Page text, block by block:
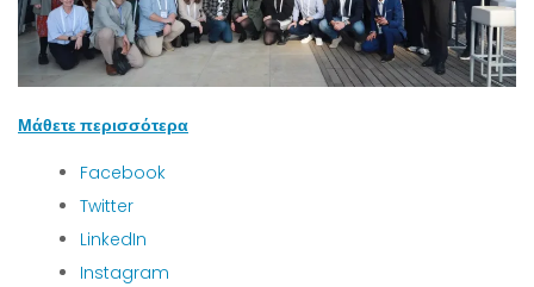
Μάθετε περισσότερα
Facebook
Twitter
LinkedIn
Instagram